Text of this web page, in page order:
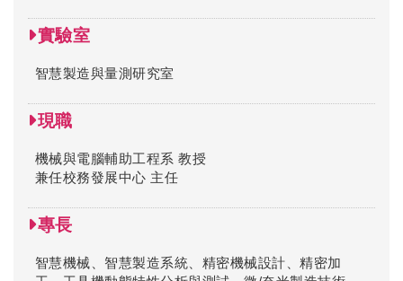
實驗室
智慧製造與量測研究室
現職
機械與電腦輔助工程系 教授
兼任校務發展中心 主任
專長
智慧機械、智慧製造系統、精密機械設計、精密加